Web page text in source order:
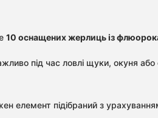
10 оснащених жерлиць із
під час ловлі щуки, окуня або
елемент підібраний з